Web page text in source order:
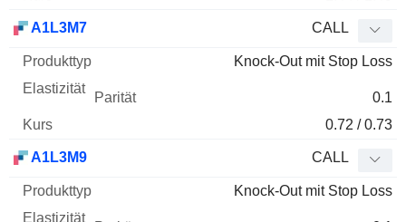
A1L3M7 CALL
Knock-Out mit Stop Loss
0.1
0.72 / 0.73
A1L3M9 CALL
Knock-Out mit Stop Loss